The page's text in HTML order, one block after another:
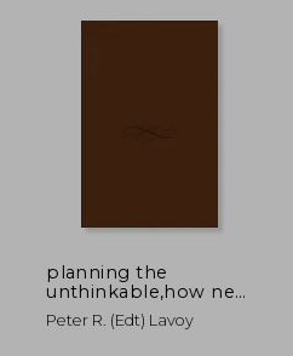
45%
planning the
unthinkable,how new
powers will use
nuclear, biological,
Peter R. (edt) Lavoy